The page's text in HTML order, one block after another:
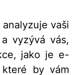
analyzuje vaši
vyzývá vás,
jako je e-
by vám